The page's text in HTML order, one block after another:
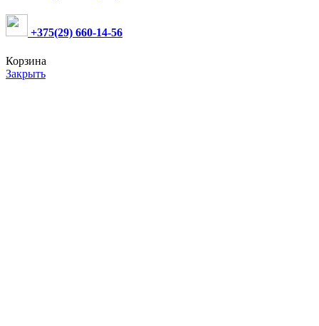
+375(29) 660-14-56
Корзина
Закрыть